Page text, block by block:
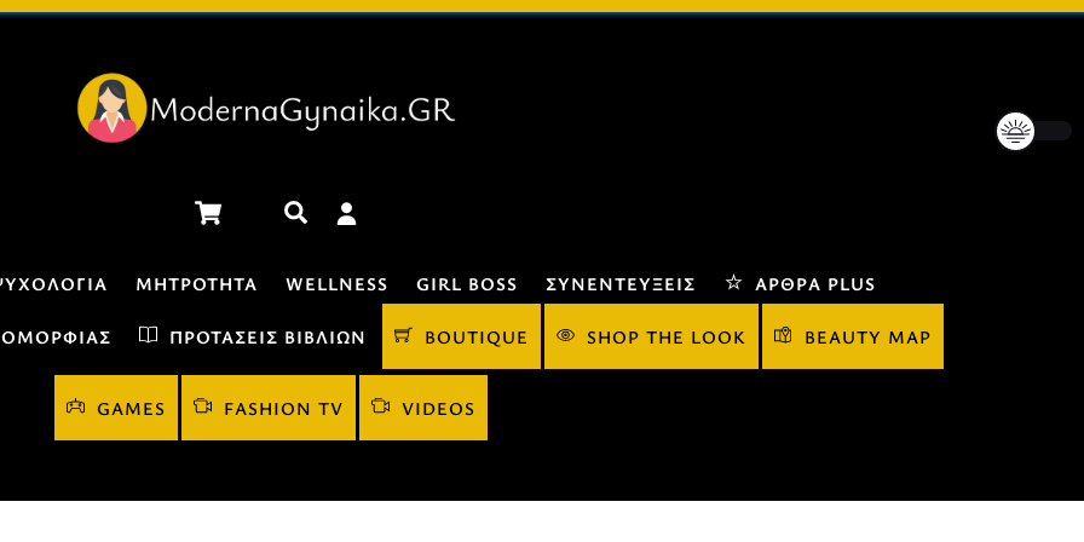
Cart Αναζήτηση
ΜΗΤΡΌΤΗΤΑ WELLNESS GIRL BOSS ΣΥΝΕΝΤΕΎΞΕΙΣ ΆΡΘΡΑ PLUS
ΟΜΟΡΦΙΆΣ ΠΡΟΤΆΣΕΙΣ ΒΙΒΛΊΩΝ BOUTIQUE SHOP THE LOOK BEAUTY MAP
GAMES FASHION TV VIDEOS